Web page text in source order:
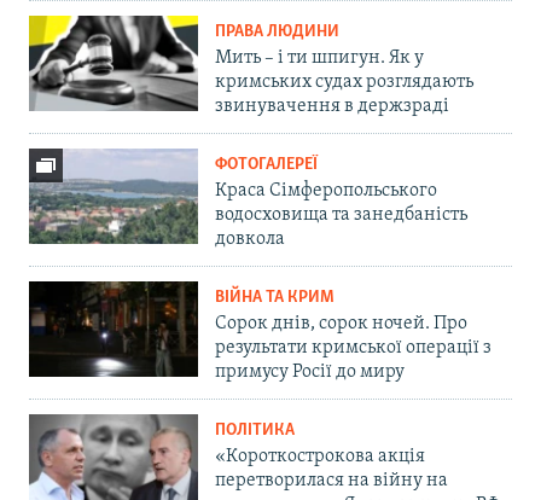
ПРАВА ЛЮДИНИ
Мить – і ти шпигун. Як у
кримських судах розглядають
звинувачення в держзраді
ФОТОГАЛЕРЕЇ
Краса Сімферопольського
водосховища та занедбаність
довкола
ВІЙНА ТА КРИМ
Сорок днів, сорок ночей. Про
результати кримської операції з
примусу Росії до миру
ПОЛІТИКА
«Короткострокова акція
перетворилася на війну на